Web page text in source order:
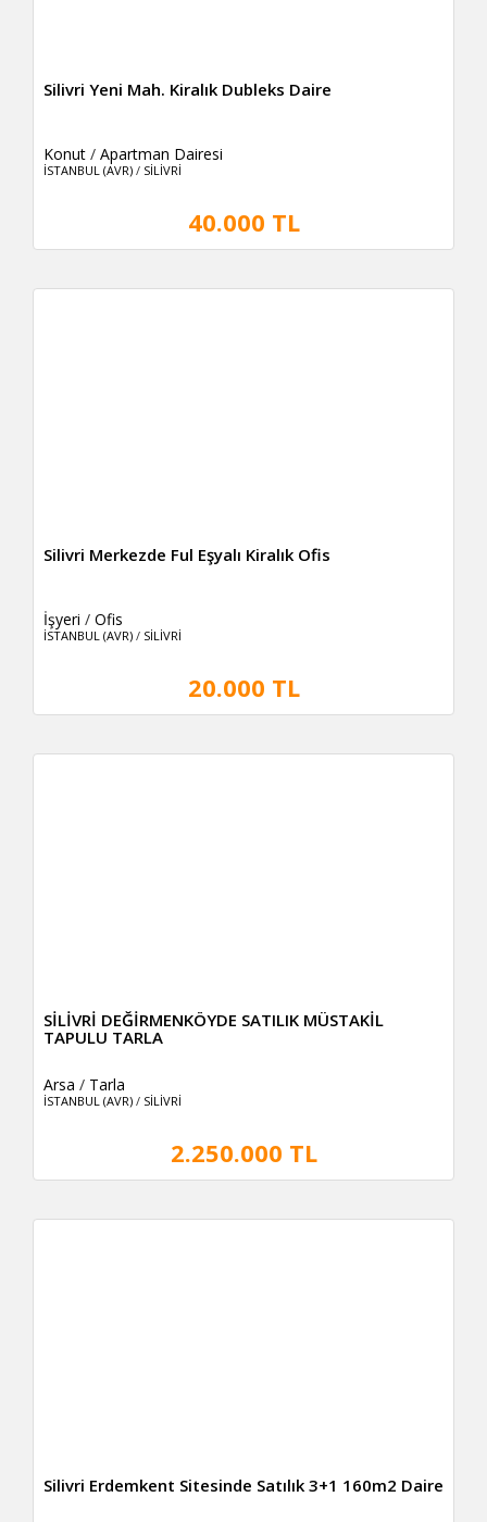
Silivri Yeni Mah. Kiralık Dubleks Daire
Konut / Apartman Dairesi
İSTANBUL (AVR) / SİLİVRİ
40.000 TL
Silivri Merkezde Ful Eşyalı Kiralık Ofis
İşyeri / Ofis
İSTANBUL (AVR) / SİLİVRİ
20.000 TL
SİLİVRİ DEĞİRMENKÖYDE SATILIK MÜSTAKİL
TAPULU TARLA
Arsa / Tarla
İSTANBUL (AVR) / SİLİVRİ
2.250.000 TL
Silivri Erdemkent Sitesinde Satılık 3+1 160m2 Daire